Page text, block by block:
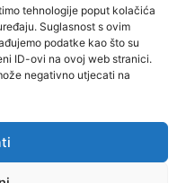
tehnologije poput kolačića
Suglasnost s ovim
podatke kao što su
ID-ovi na ovoj web stranici.
negativno utjecati na